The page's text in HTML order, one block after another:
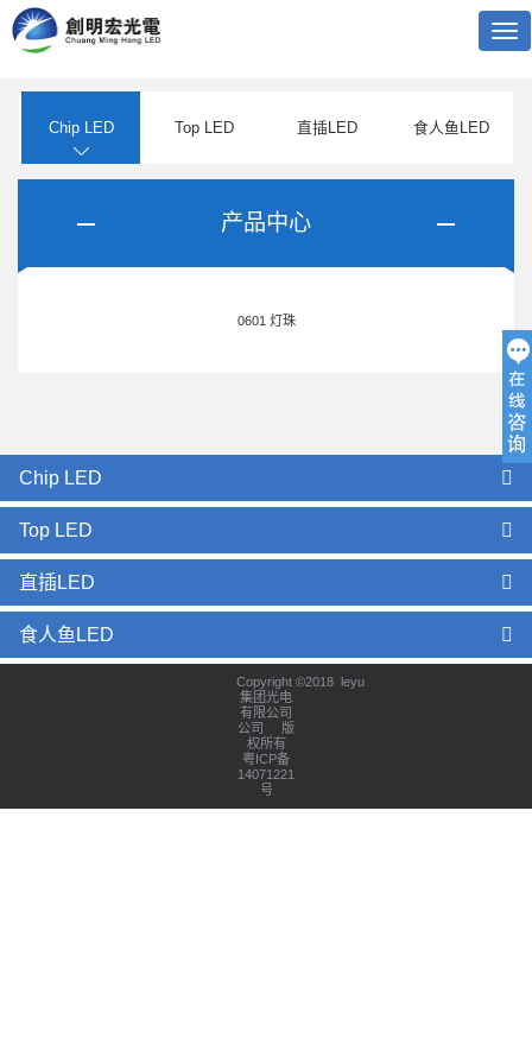
Chip LED Top LED 直插LED 食人鱼LED
产品中心
0601 灯珠
Chip LED
Top LED
直插LED
食人鱼LED
Copyright ©2018 leyu
集团光电
有限公司
公司 版
权所有
粤ICP备
14071221
号